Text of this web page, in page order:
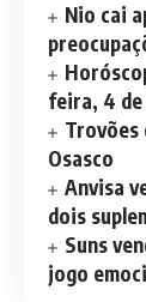
Nio cai
feira, 4
Trovões
Osasco
Anvisa
dois
Suns
jogo